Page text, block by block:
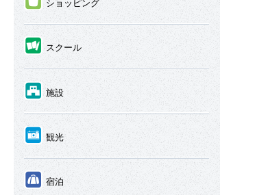
ショッピング
⑥ スクール
⑦ 施設
⑧ 観光
⑨ 宿泊